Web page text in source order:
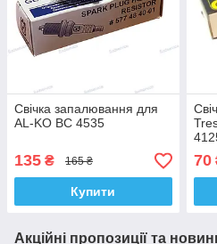
Свічка запалювання для
AL-KO BC 4535
135 ₴ 165 ₴
Купити
70
Акційні пропозиції та